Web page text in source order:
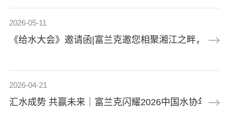
2026-05-11
《给水大会》邀请函|富兰克邀您相聚湘江之畔，共话
2026-04-21
汇水成势 共赢未来｜富兰克闪耀2026中国水协年会